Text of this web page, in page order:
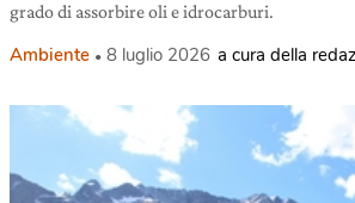
grado di assorbire oli e idrocarburi.
Ambiente 8 luglio 2026 a cura della